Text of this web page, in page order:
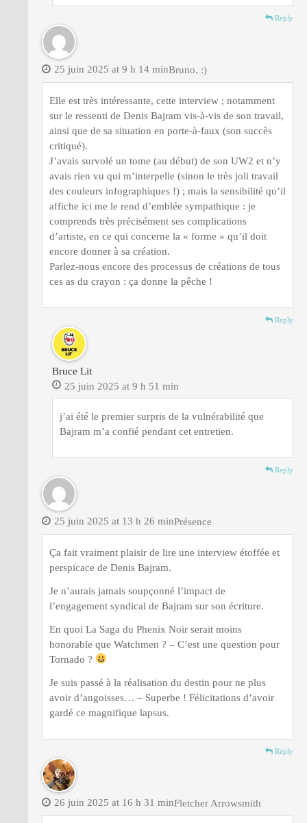
Reply
Bruno. :)
25 juin 2025 at 9 h 14 min
Elle est très intéressante, cette interview ; notamment
sur le ressenti de Denis Bajram vis-à-vis de son travail,
ainsi que de sa situation en porte-à-faux (son succès
critiqué).
J’avais survolé un tome (au début) de son UW2 et n’y
avais rien vu qui m’interpelle (sinon le très joli travail
des couleurs infographiques !) ; mais la sensibilité qu’il
affiche ici me le rend d’emblée sympathique : je
comprends très précisément ses complications
d’artiste, en ce qui concerne la « forme » qu’il doit
encore donner à sa création.
Parlez-nous encore des processus de créations de tous
ces as du crayon : ça donne la pêche !
Reply
Bruce Lit
25 juin 2025 at 9 h 51 min
j’ai été le premier surpris de la vulnérabilité que
Bajram m’a confié pendant cet entretien.
Reply
Présence
25 juin 2025 at 13 h 26 min
Ça fait vraiment plaisir de lire une interview étoffée et
perspicace de Denis Bajram.
Je n’aurais jamais soupçonné l’impact de
l’engagement syndical de Bajram sur son écriture.
En quoi La Saga du Phenix Noir serait moins
honorable que Watchmen ? – C’est une question pour
Tornado ?
Je suis passé à la réalisation du destin pour ne plus
avoir d’angoisses… – Superbe ! Félicitations d’avoir
gardé ce magnifique lapsus.
Reply
Fletcher Arrowsmith
26 juin 2025 at 16 h 31 min